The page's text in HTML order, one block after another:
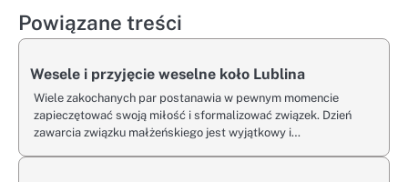
Powiązane treści
Wesele i przyjęcie weselne koło Lublina
Wiele zakochanych par postanawia w pewnym momencie
zapieczętować swoją miłość i sformalizować związek. Dzień
zawarcia związku małżeńskiego jest wyjątkowy i…